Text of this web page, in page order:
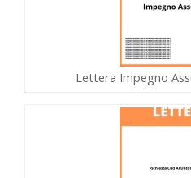
Lettera Impegno